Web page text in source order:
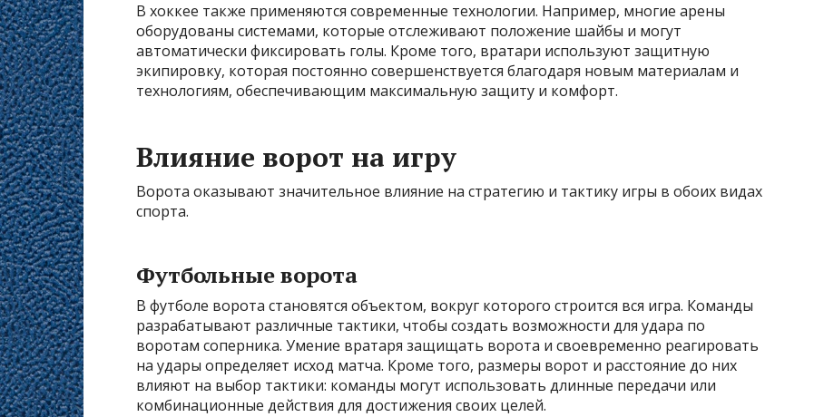
В хоккее также применяются современные технологии. Например, многие арены
оборудованы системами, которые отслеживают положение шайбы и могут
автоматически фиксировать голы. Кроме того, вратари используют защитную
экипировку, которая постоянно совершенствуется благодаря новым материалам и
технологиям, обеспечивающим максимальную защиту и комфорт.
Влияние ворот на игру
Ворота оказывают значительное влияние на стратегию и тактику игры в обоих видах
спорта.
Футбольные ворота
В футболе ворота становятся объектом, вокруг которого строится вся игра. Команды
разрабатывают различные тактики, чтобы создать возможности для удара по
воротам соперника. Умение вратаря защищать ворота и своевременно реагировать
на удары определяет исход матча. Кроме того, размеры ворот и расстояние до них
влияют на выбор тактики: команды могут использовать длинные передачи или
комбинационные действия для достижения своих целей.